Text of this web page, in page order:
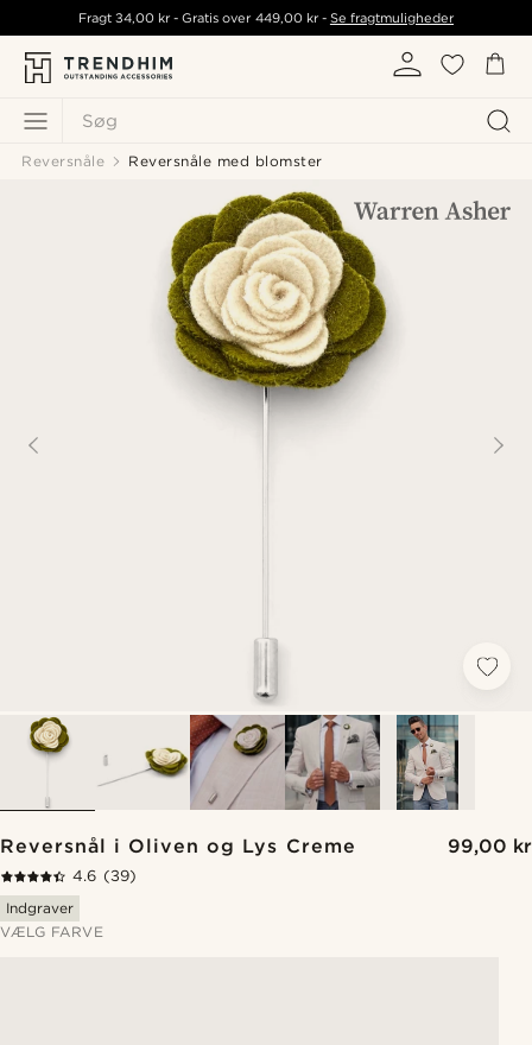
Søg
Fragt34,00 kr - Gratis over 449,00 kr- Se fragtmuligheder
Reversnåle Reversnåle med blomster
Reversnål i Oliven og Lys Creme 99,00 kr
4.6 (39)
Indgraver
VÆLG FARVE